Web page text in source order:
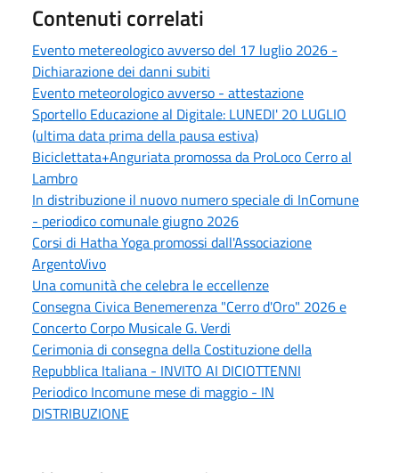
Contenuti correlati
Evento metereologico avverso del 17 luglio 2026 -
Dichiarazione dei danni subiti
Evento meteorologico avverso - attestazione
Sportello Educazione al Digitale: LUNEDI' 20 LUGLIO
(ultima data prima della pausa estiva)
Biciclettata+Anguriata promossa da ProLoco Cerro al
Lambro
In distribuzione il nuovo numero speciale di InComune
- periodico comunale giugno 2026
Corsi di Hatha Yoga promossi dall'Associazione
ArgentoVivo
Una comunità che celebra le eccellenze
Consegna Civica Benemerenza "Cerro d'Oro" 2026 e
Concerto Corpo Musicale G. Verdi
Cerimonia di consegna della Costituzione della
Repubblica Italiana - INVITO AI DICIOTTENNI
Periodico Incomune mese di maggio - IN
DISTRIBUZIONE